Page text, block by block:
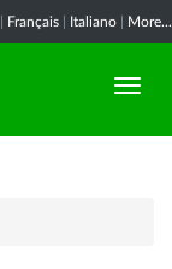
Français Italiano More...